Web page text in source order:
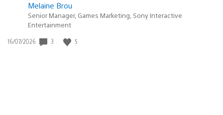
Melaine Brou
Senior Manager, Games Marketing, Sony Interactive
Entertainment
Data
16/07/2026 3 5